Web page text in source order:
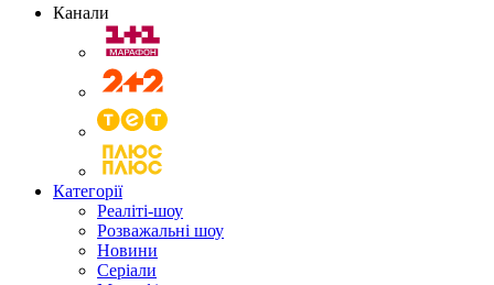
Канали
Категорії
Реаліті-шоу
Розважальні шоу
Новини
Серіали